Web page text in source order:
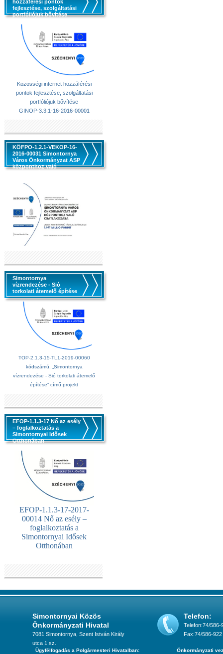
hozzáférési pontok
fejlesztése, szolgáltatási
portfóliójuk bővítése
Közösségi internet hozzáférési
pontok fejlesztése, szolgáltatási
portfóliójuk bővítése
GINOP-3.3.1-16-2016-00001
KÖFPO-1.2.1-VEKOP-16-
2016-00031 Simontornya
Város Önkormányzat ASP
központhoz való
Simontornya
vízrendezése - Sió
torkolati átemelő építése
TOP-2.1.3-15-TL1-2019-00060
kódszámú, „Simontornya
vízrendezése - Sió torkolati átemelő
építése” című projekt
EFOP-1.1.3-17 Nő az esély
– foglalkoztatás a
Simontornyai Idősek
Otthonában
EFOP-1.1.3-17-2017-
00014 Nő az esély –
foglalkoztatás a
Simontornyai Idősek
Otthonában
Simontornyai Közös
Önkormányzati Hivatal
7081 Simontornya, Szent István Király
utca 1.sz.
Telefon:
Telefon:74/586-
Fax:74/586-922
Ügyfélfogadás a Polgármesteri Hivatalban:
Önkormányzati